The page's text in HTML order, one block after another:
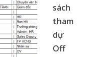
sách
tham
dự
Off